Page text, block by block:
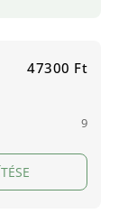
47300 Ft
9